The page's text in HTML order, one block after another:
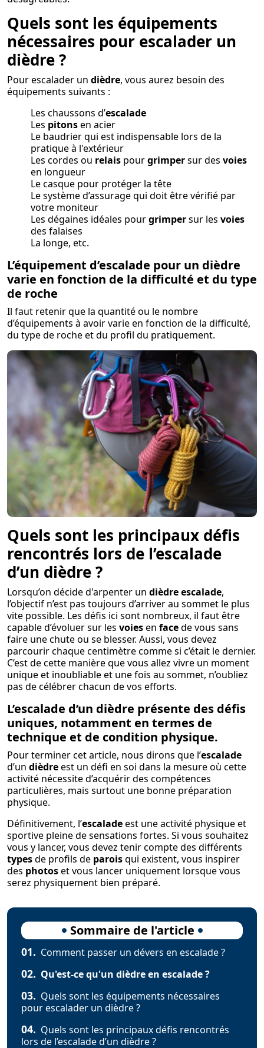
Quels sont les équipements
nécessaires pour escalader un
dièdre ?
Pour escalader un dièdre, vous aurez besoin des
équipements suivants :
Les chaussons d’escalade
Les pitonsen acier
Le baudrier qui est indispensable lors de la
pratique à l'extérieur
Les cordes ou relais pourgrimpersur des voies
en longueur
Le casque pour protéger la tête
Le système d’assurage qui doit être vérifié par
votre moniteur
Les dégaines idéales pourgrimpersur les voies
des falaises
La longe, etc.
L’équipement d’escalade pour un dièdre
varie en fonction de la difficulté et du type
de roche
Il faut retenir que la quantité ou le nombre
d’équipements à avoir varie en fonction de la difficulté,
du type de roche et du profil du pratiquement.
Quels sont les principaux défis
rencontrés lors de l’escalade
d’un dièdre ?
Lorsqu’on décide d'arpenter un dièdre escalade,
l’objectif n’est pas toujours d’arriver au sommet le plus
vite possible. Les défis ici sont nombreux, il faut être
capable d’évoluer sur les voiesen facede vous sans
faire une chute ou se blesser. Aussi, vous devez
parcourir chaque centimètre comme si c’était le dernier.
C’est de cette manière que vous allez vivre un moment
unique et inoubliable et une fois au sommet, n’oubliez
pas de célébrer chacun de vos efforts.
L’escalade d’un dièdre présente des défis
uniques, notamment en termes de
technique et de condition physique.
Pour terminer cet article, nous dirons que l’escalade
d’un dièdreest un défi en soi dans la mesure où cette
activité nécessite d’acquérir des compétences
particulières, mais surtout une bonne préparation
physique.
Définitivement, l’escaladeest une activité physique et
sportive pleine de sensations fortes. Si vous souhaitez
vous y lancer, vous devez tenir compte des différents
typesde profils de paroisqui existent, vous inspirer
des photoset vous lancer uniquement lorsque vous
serez physiquement bien préparé.
Sommaire de l'article
01. Comment passer un dévers en escalade ?
02. Qu'est-ce qu'un dièdre en escalade ?
03. Quels sont les équipements nécessaires
pour escalader un dièdre ?
04. Quels sont les principaux défis rencontrés
lors de l’escalade d’un dièdre ?